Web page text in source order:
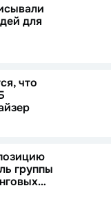
для
что
группы